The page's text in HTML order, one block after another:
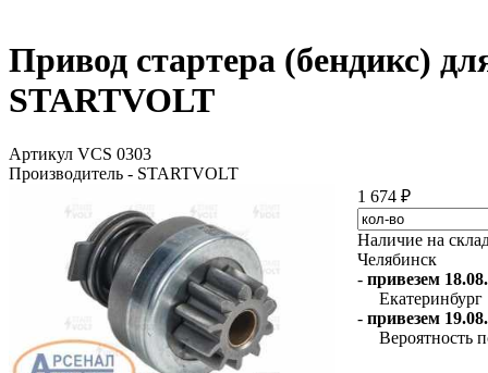
Привод стартера (бендикс)
STARTVOLT
Артикул VCS 0303
Производитель - STARTVOLT
1 674 ₽
Наличие на
Челябинск
- привезем
Екатеринбург
- привезем
Вероятность